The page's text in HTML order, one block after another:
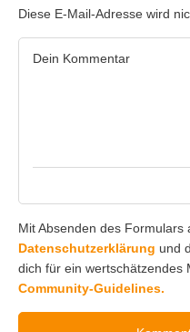
Diese E-Mail-Adresse wird
Mit Absenden des Formulars
Datenschutzerklärung und
dich für ein wertschätzendes
Community-Guidelines.